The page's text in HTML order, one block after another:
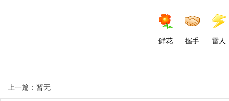
鲜花 握手 雷人
上一篇：暂无